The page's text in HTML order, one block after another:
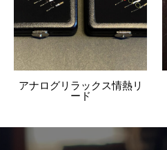
アナログリラックス情熱リ
ード